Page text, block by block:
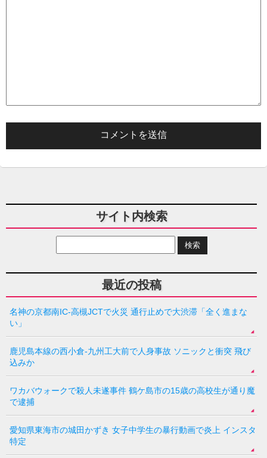
サイト内検索
最近の投稿
名神の京都南IC-高槻JCTで火災 通行止めで大渋滞「全く進まな
い」
鹿児島本線の西小倉-九州工大前で人身事故 ソニックと衝突 飛び
込みか
ワカバウォークで殺人未遂事件 鶴ケ島市の15歳の高校生が通り魔
で逮捕
愛知県東海市の城田かずき 女子中学生の暴行動画で炎上 インスタ
特定